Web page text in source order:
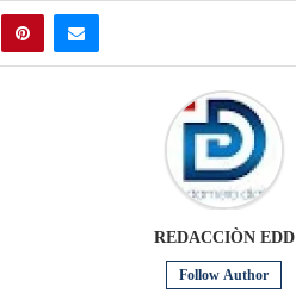
REDACCIÒN EDD
Follow Author